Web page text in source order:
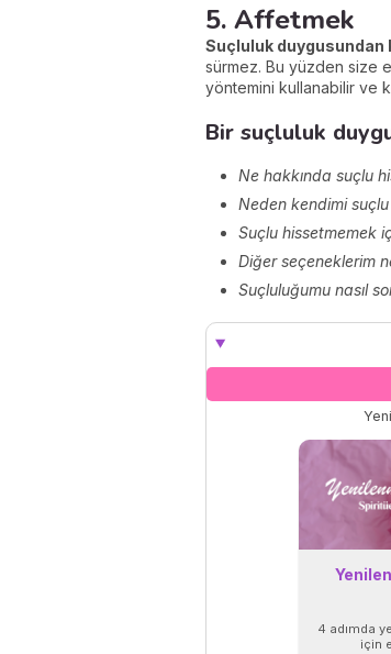
5. Affetmek
Suçluluk duygusundan
sürmez. Bu yüzden size
yöntemini kullanabilir ve
Bir suçluluk
Ne hakkında suçlu
Neden kendimi
Suçlu hissetmemek
Diğer seçeneklerim
Suçluluğumu nasıl
4 adımda
için